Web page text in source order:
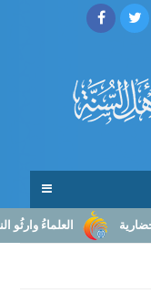
العلماءُ وارثُو النبوّة: